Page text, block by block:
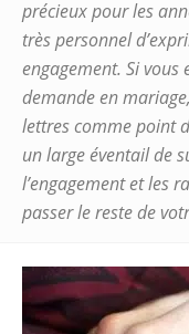
précieux pour les
très personnel
engagement. Si vous
demande en
lettres comme point
un large éventail de
l’engagement et les
passer le reste de